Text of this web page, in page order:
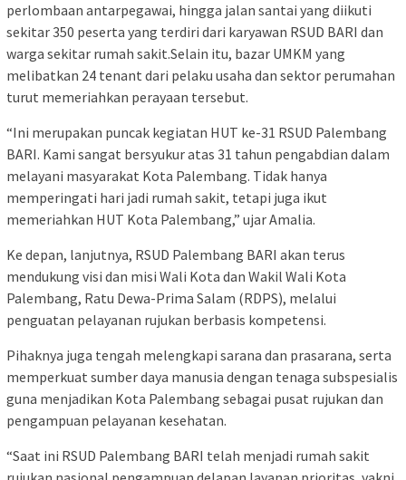
perlombaan antarpegawai, hingga jalan santai yang diikuti
sekitar 350 peserta yang terdiri dari karyawan RSUD BARI dan
warga sekitar rumah sakit.Selain itu, bazar UMKM yang
melibatkan 24 tenant dari pelaku usaha dan sektor perumahan
turut memeriahkan perayaan tersebut.
“Ini merupakan puncak kegiatan HUT ke-31 RSUD Palembang
BARI. Kami sangat bersyukur atas 31 tahun pengabdian dalam
melayani masyarakat Kota Palembang. Tidak hanya
memperingati hari jadi rumah sakit, tetapi juga ikut
memeriahkan HUT Kota Palembang,” ujar Amalia.
Ke depan, lanjutnya, RSUD Palembang BARI akan terus
mendukung visi dan misi Wali Kota dan Wakil Wali Kota
Palembang, Ratu Dewa-Prima Salam (RDPS), melalui
penguatan pelayanan rujukan berbasis kompetensi.
Pihaknya juga tengah melengkapi sarana dan prasarana, serta
memperkuat sumber daya manusia dengan tenaga subspesialis
guna menjadikan Kota Palembang sebagai pusat rujukan dan
pengampuan pelayanan kesehatan.
“Saat ini RSUD Palembang BARI telah menjadi rumah sakit